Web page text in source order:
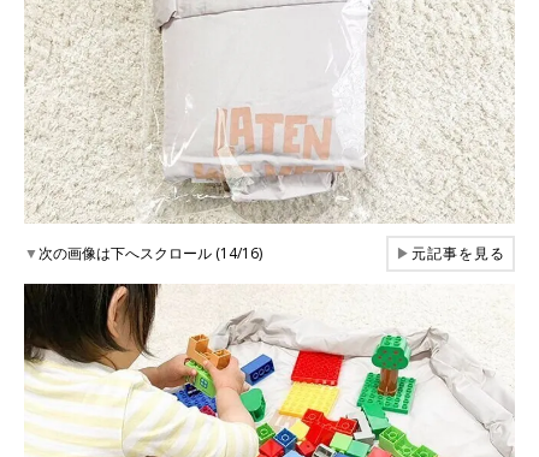
▼次の画像は下へスクロール (14/16) ▶元記事を見る